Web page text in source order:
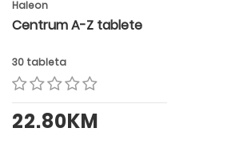
Haleon
Centrum A-Z tablete
30 tableta
22.80KM